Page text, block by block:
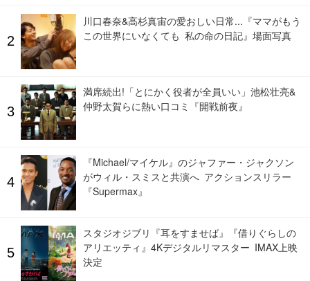
川口春奈&高杉真宙の愛おしい日常...『ママがもう
この世界にいなくても 私の命の日記』場面写真
満席続出!「とにかく役者が全員いい」池松壮亮&
仲野太賀らに熱い口コミ『開戦前夜』
『Michael/マイケル』のジャファー・ジャクソン
がウィル・スミスと共演へ アクションスリラー
『Supermax』
スタジオジブリ『耳をすませば』『借りぐらしの
アリエッティ』4Kデジタルリマスター IMAX上映
決定